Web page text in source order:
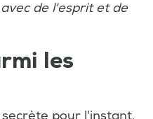
de l'esprit et de
les
pour l'instant,